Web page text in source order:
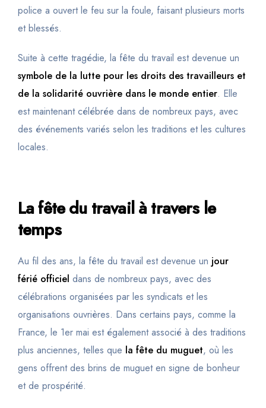
police a ouvert le feu sur la foule, faisant plusieurs morts
et blessés.
Suite à cette tragédie, la fête du travail est devenue un
symbole de la lutte pour les droits des travailleurs et
de la solidarité ouvrière dans le monde entier. Elle
est maintenant célébrée dans de nombreux pays, avec
des événements variés selon les traditions et les cultures
locales.
La fête du travail à travers le
temps
Au fil des ans, la fête du travail est devenue un jour
férié officiel dans de nombreux pays, avec des
célébrations organisées par les syndicats et les
organisations ouvrières. Dans certains pays, comme la
France, le 1er mai est également associé à des traditions
plus anciennes, telles que la fête du muguet, où les
gens offrent des brins de muguet en signe de bonheur
et de prospérité.